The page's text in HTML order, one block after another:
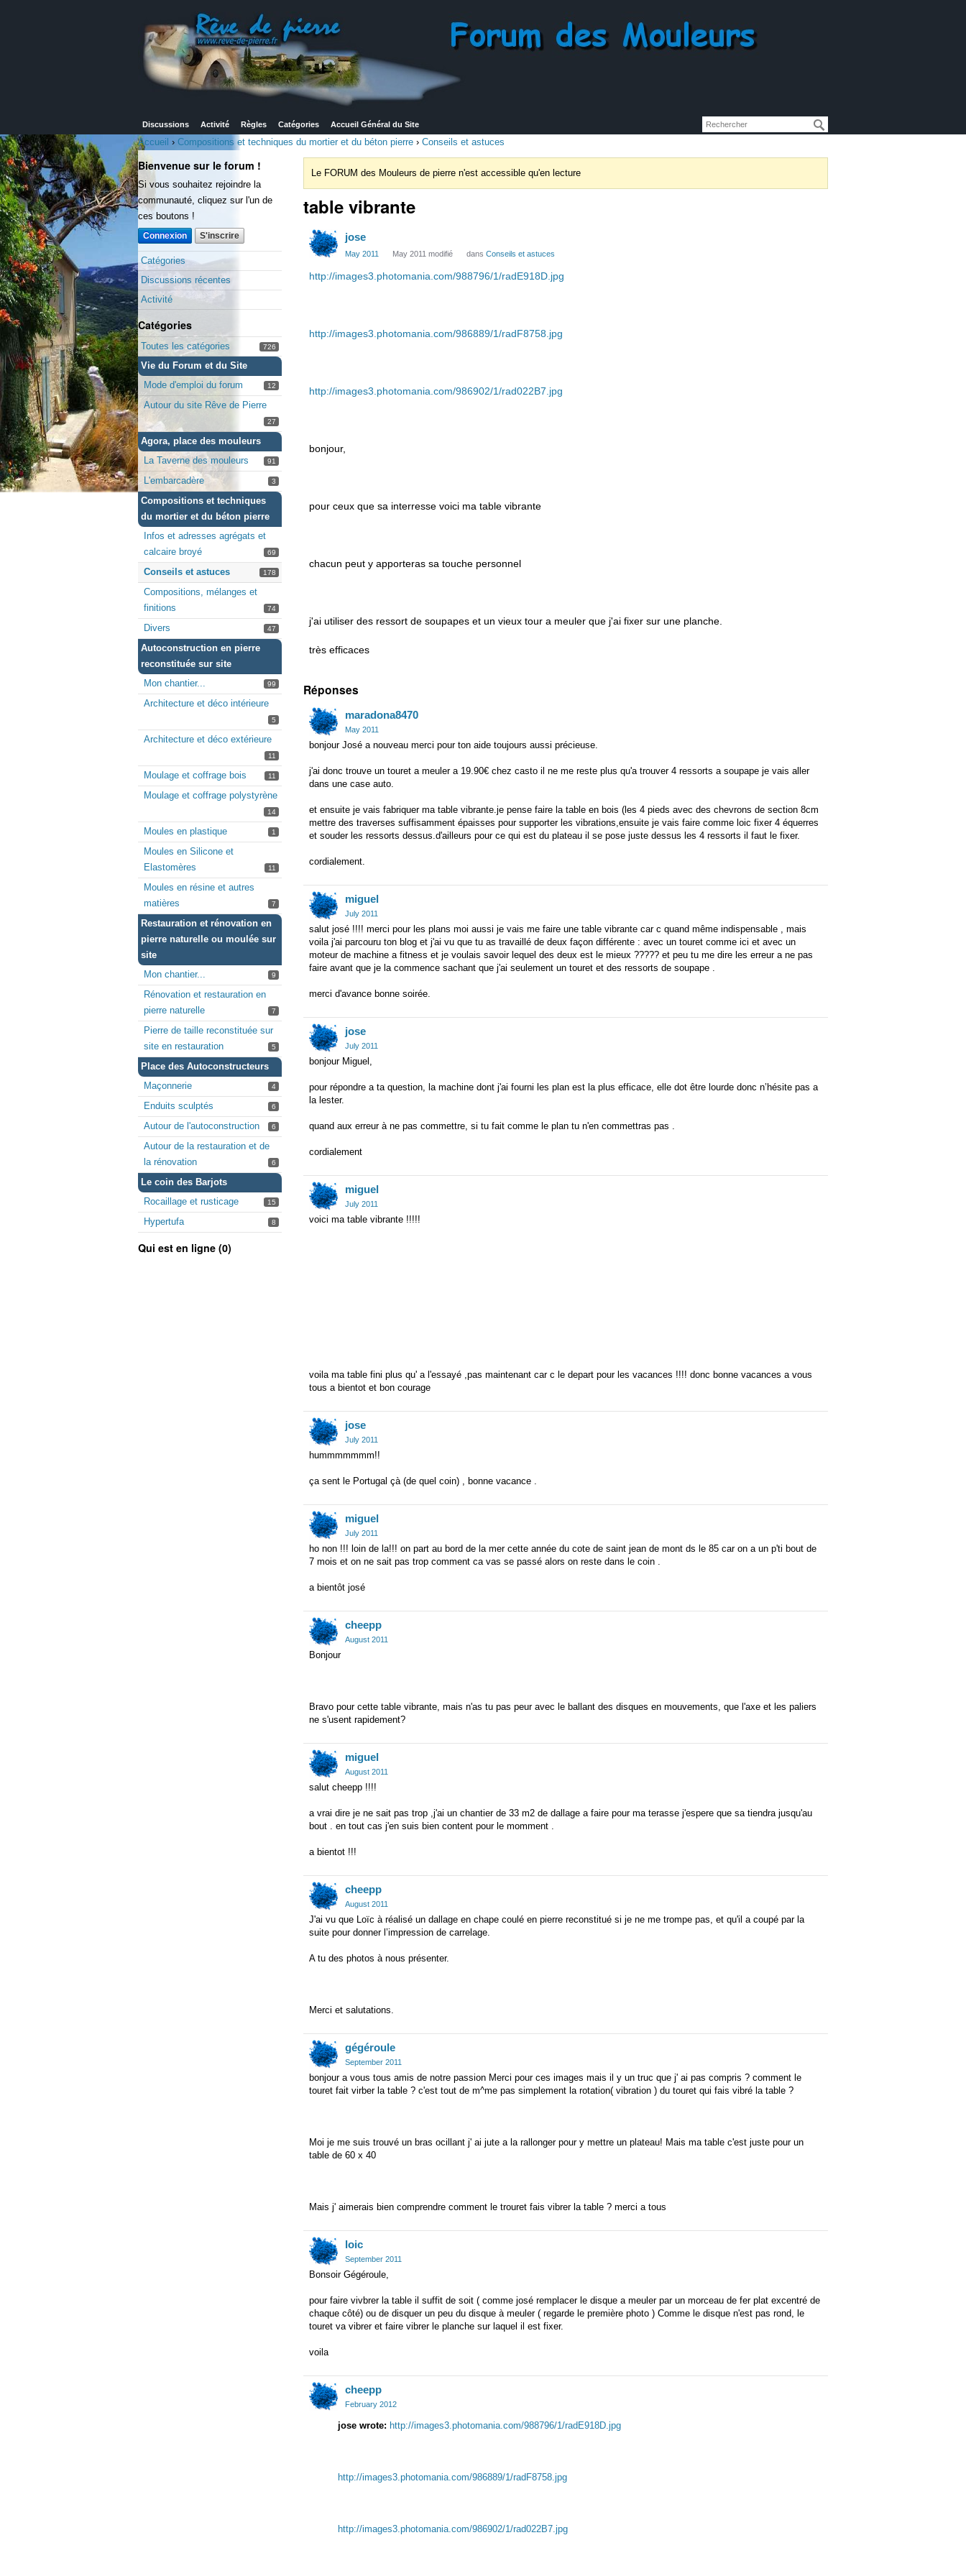
Discussions Activité Règles Catégories Accueil Général du Site
Accueil › Compositions et techniques du mortier et du béton pierre › Conseils et astuces
Bienvenue sur le forum !
Si vous souhaitez rejoindre la
communauté, cliquez sur l'un de
ces boutons !
Connexion S'inscrire
Catégories
Discussions récentes
Activité
Catégories
Toutes les catégories 726
Vie du Forum et du Site
Mode d'emploi du forum
12
Autour du site Rêve de Pierre
27
Agora, place des mouleurs
La Taverne des mouleurs
91
L'embarcadère 3
Compositions et techniques
du mortier et du béton pierre
Infos et adresses agrégats et
calcaire broyé
69
Conseils et astuces 178
Compositions, mélanges et
finitions
74
Divers 47
Autoconstruction en pierre
reconstituée sur site
Mon chantier...
99
Architecture et déco intérieure
5
Architecture et déco extérieure
11
Moulage et coffrage bois 11
Moulage et coffrage polystyrène
14
Moules en plastique 1
Moules en Silicone et
Elastomères
11
Moules en résine et autres
matières
7
Restauration et rénovation en
pierre naturelle ou moulée sur
site
Mon chantier...
9
Rénovation et restauration en
pierre naturelle
7
Pierre de taille reconstituée sur
site en restauration
5
Place des Autoconstructeurs
Maçonnerie
4
Enduits sculptés 6
Autour de l'autoconstruction 6
Autour de la restauration et de
la rénovation
6
Le coin des Barjots
Rocaillage et rusticage
15
Hypertufa 8
Qui est en ligne (0)
Le FORUM des Mouleurs de pierre n'est accessible qu'en lecture
table vibrante
jose
May 2011 May 2011 modifié dans Conseils et astuces
http://images3.photomania.com/988796/1/radE918D.jpg
http://images3.photomania.com/986889/1/radF8758.jpg
http://images3.photomania.com/986902/1/rad022B7.jpg
bonjour,
pour ceux que sa interresse voici ma table vibrante
chacun peut y apporteras sa touche personnel
j'ai utiliser des ressort de soupapes et un vieux tour a meuler que j'ai fixer sur une planche.
très efficaces
Réponses
maradona8470
May 2011
bonjour José a nouveau merci pour ton aide toujours aussi précieuse.
j'ai donc trouve un touret a meuler a 19.90€ chez casto il ne me reste plus qu'a trouver 4 ressorts a soupape je vais aller
dans une case auto.
et ensuite je vais fabriquer ma table vibrante.je pense faire la table en bois (les 4 pieds avec des chevrons de section 8cm
mettre des traverses suffisamment épaisses pour supporter les vibrations,ensuite je vais faire comme loic fixer 4 équerres
et souder les ressorts dessus.d'ailleurs pour ce qui est du plateau il se pose juste dessus les 4 ressorts il faut le fixer.
cordialement.
miguel
July 2011
salut josé !!!! merci pour les plans moi aussi je vais me faire une table vibrante car c quand même indispensable , mais
voila j'ai parcouru ton blog et j'ai vu que tu as travaillé de deux façon différente : avec un touret comme ici et avec un
moteur de machine a fitness et je voulais savoir lequel des deux est le mieux ????? et peu tu me dire les erreur a ne pas
faire avant que je la commence sachant que j'ai seulement un touret et des ressorts de soupape .
merci d'avance bonne soirée.
jose
July 2011
bonjour Miguel,
pour répondre a ta question, la machine dont j'ai fourni les plan est la plus efficace, elle dot être lourde donc n’hésite pas a
la lester.
quand aux erreur à ne pas commettre, si tu fait comme le plan tu n'en commettras pas .
cordialement
miguel
July 2011
voici ma table vibrante !!!!!
voila ma table fini plus qu' a l'essayé ,pas maintenant car c le depart pour les vacances !!!! donc bonne vacances a vous
tous a bientot et bon courage
jose
July 2011
hummmmmmm!!
ça sent le Portugal çà (de quel coin) , bonne vacance .
miguel
July 2011
ho non !!! loin de la!!! on part au bord de la mer cette année du cote de saint jean de mont ds le 85 car on a un p'ti bout de
7 mois et on ne sait pas trop comment ca vas se passé alors on reste dans le coin .
a bientôt josé
cheepp
August 2011
Bonjour
Bravo pour cette table vibrante, mais n'as tu pas peur avec le ballant des disques en mouvements, que l'axe et les paliers
ne s'usent rapidement?
miguel
August 2011
salut cheepp !!!!
a vrai dire je ne sait pas trop ,j'ai un chantier de 33 m2 de dallage a faire pour ma terasse j'espere que sa tiendra jusqu'au
bout . en tout cas j'en suis bien content pour le momment .
a bientot !!!
cheepp
August 2011
J'ai vu que Loïc à réalisé un dallage en chape coulé en pierre reconstitué si je ne me trompe pas, et qu'il a coupé par la
suite pour donner l’impression de carrelage.
A tu des photos à nous présenter.
Merci et salutations.
gégéroule
September 2011
bonjour a vous tous amis de notre passion Merci pour ces images mais il y un truc que j' ai pas compris ? comment le
touret fait virber la table ? c'est tout de m^me pas simplement la rotation( vibration ) du touret qui fais vibré la table ?
Moi je me suis trouvé un bras ocillant j' ai jute a la rallonger pour y mettre un plateau! Mais ma table c'est juste pour un
table de 60 x 40
Mais j' aimerais bien comprendre comment le trouret fais vibrer la table ? merci a tous
loic
September 2011
Bonsoir Gégéroule,
pour faire vivbrer la table il suffit de soit ( comme josé remplacer le disque a meuler par un morceau de fer plat excentré de
chaque côté) ou de disquer un peu du disque à meuler ( regarde le première photo ) Comme le disque n'est pas rond, le
touret va vibrer et faire vibrer le planche sur laquel il est fixer.
voila
cheepp
February 2012
jose wrote: http://images3.photomania.com/988796/1/radE918D.jpg
http://images3.photomania.com/986889/1/radF8758.jpg
http://images3.photomania.com/986902/1/rad022B7.jpg